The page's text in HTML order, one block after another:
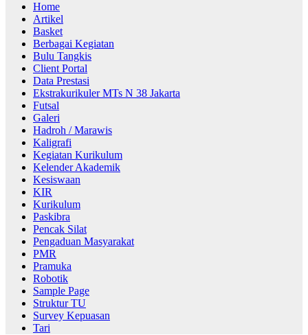
Home
Artikel
Basket
Berbagai Kegiatan
Bulu Tangkis
Client Portal
Data Prestasi
Ekstrakurikuler MTs N 38 Jakarta
Futsal
Galeri
Hadroh / Marawis
Kaligrafi
Kegiatan Kurikulum
Kelender Akademik
Kesiswaan
KIR
Kurikulum
Paskibra
Pencak Silat
Pengaduan Masyarakat
PMR
Pramuka
Robotik
Sample Page
Struktur TU
Survey Kepuasan
Tari